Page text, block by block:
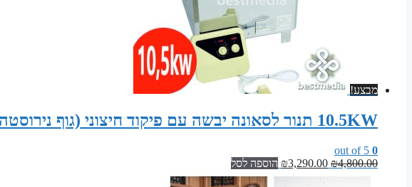
מבצע!
10.5KW תנור לסאונה יבשה עם פיקוד חיצוני (גוף נירוסטה)
0
₪4,800.00
המחיר
המקורי
₪3,290.00
המחיר
הנוכחי
הוספה לסל